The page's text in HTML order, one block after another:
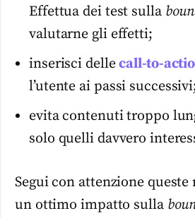
Effettua dei test sulla
valutarne gli effetti;
inserisci dellecall-to-
l’utente ai passi
evita contenuti troppo
solo quelli davvero
Segui con attenzione queste
un ottimo impatto sulla